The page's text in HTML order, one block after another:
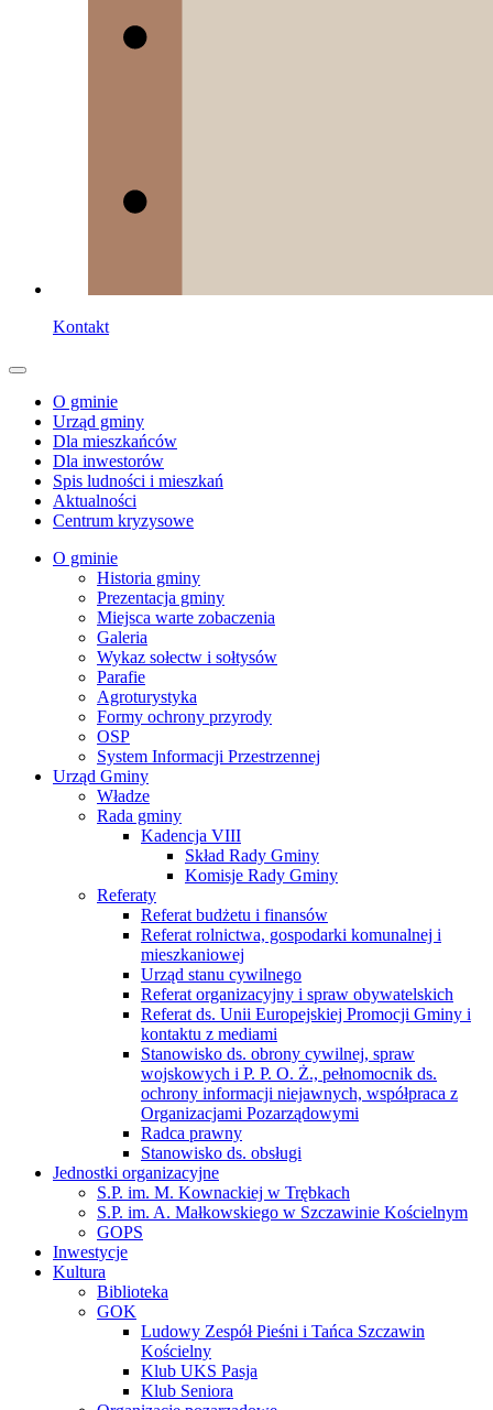
Kontakt
O gminie
Urząd gminy
Dla mieszkańców
Dla inwestorów
Spis ludności i mieszkań
Aktualności
Centrum kryzysowe
O gminie
Historia gminy
Prezentacja gminy
Miejsca warte zobaczenia
Galeria
Wykaz sołectw i sołtysów
Parafie
Agroturystyka
Formy ochrony przyrody
OSP
System Informacji Przestrzennej
Urząd Gminy
Władze
Rada gminy
Kadencja VIII
Skład Rady Gminy
Komisje Rady Gminy
Referaty
Referat budżetu i finansów
Referat rolnictwa, gospodarki komunalnej i
mieszkaniowej
Urząd stanu cywilnego
Referat organizacyjny i spraw obywatelskich
Referat ds. Unii Europejskiej Promocji Gminy i
kontaktu z mediami
Stanowisko ds. obrony cywilnej, spraw
wojskowych i P. P. O. Ż., pełnomocnik ds.
ochrony informacji niejawnych, współpraca z
Organizacjami Pozarządowymi
Radca prawny
Stanowisko ds. obsługi
Jednostki organizacyjne
S.P. im. M. Kownackiej w Trębkach
S.P. im. A. Małkowskiego w Szczawinie Kościelnym
GOPS
Inwestycje
Kultura
Biblioteka
GOK
Ludowy Zespół Pieśni i Tańca Szczawin
Kościelny
Klub UKS Pasja
Klub Seniora